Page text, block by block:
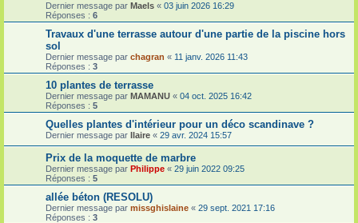
Dernier message par Maels « 03 juin 2026 16:29
Réponses : 6
Travaux d'une terrasse autour d'une partie de la piscine hors
sol
Dernier message par chagran « 11 janv. 2026 11:43
Réponses : 3
10 plantes de terrasse
Dernier message par MAMANU « 04 oct. 2025 16:42
Réponses : 5
Quelles plantes d'intérieur pour un déco scandinave ?
Dernier message par Ilaire « 29 avr. 2024 15:57
Prix de la moquette de marbre
Dernier message par Philippe « 29 juin 2022 09:25
Réponses : 5
allée béton (RESOLU)
Dernier message par missghislaine « 29 sept. 2021 17:16
Réponses : 3